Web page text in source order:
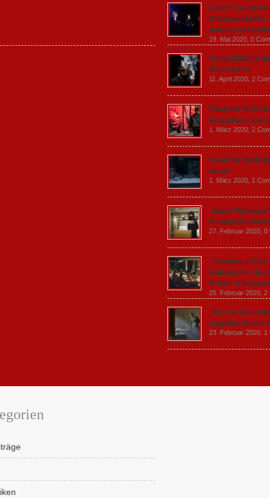
Endlich
19. Mai 2020, 0
Freud (2020)
dreht durch
11. April 2020, 2
Filmkritik
Neuauflage
1. März 2020, 2
Filmkritik
weiter
1. März 2020, 1
„Saudi
27. Februar 2020, 0
„Favolacce (Bad
italienischen
Brüder
25. Februar 2020, 2
ungewöhnliches
23. Februar 2020, 1